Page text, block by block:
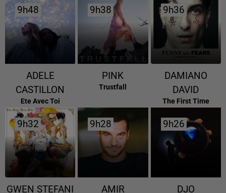
9h48
9h48
ADELE
CASTILLON
Ete Avec Toi
9h38
9h38
PINK
Trustfall
9h36
9h36
DAMIANO
DAVID
The First Time
9h32
9h32
GWEN STEFANI
9h28
9h28
AMIR
9h26
9h26
DJO